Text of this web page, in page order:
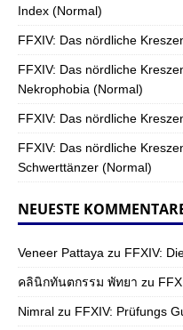
Index (Normal)
FFXIV: Das nördliche
FFXIV: Das nördliche
Nekrophobia (Normal)
FFXIV: Das nördliche
FFXIV: Das nördliche
Schwerttänzer (Normal)
NEUESTE
Veneer Pattaya zu FFXIV:
คลินิกทันตกรรม พัทยา zu
Nimral zu FFXIV: Prüfungs